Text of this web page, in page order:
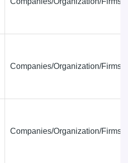
Companies/Organization/Firms
Companies/Organization/Firms